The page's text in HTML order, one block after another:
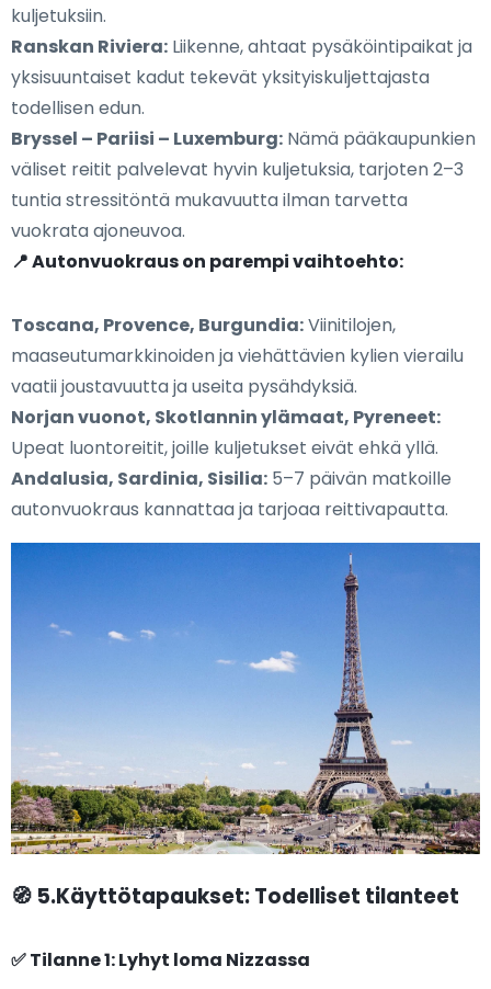
kuljetuksiin.
Ranskan Riviera: Liikenne, ahtaat pysäköintipaikat ja
yksisuuntaiset kadut tekevät yksityiskuljettajasta
todellisen edun.
Bryssel – Pariisi – Luxemburg: Nämä pääkaupunkien
väliset reitit palvelevat hyvin kuljetuksia, tarjoten 2–3
tuntia stressitöntä mukavuutta ilman tarvetta
vuokrata ajoneuvoa.
📍 Autonvuokraus on parempi vaihtoehto:
Toscana, Provence, Burgundia:Viinitilojen,
maaseutumarkkinoiden ja viehättävien kylien vierailu
vaatii joustavuutta ja useita pysähdyksiä.
Norjan vuonot, Skotlannin ylämaat, Pyreneet:
Upeat luontoreitit, joille kuljetukset eivät ehkä yllä.
Andalusia, Sardinia, Sisilia: 5–7 päivän matkoille
autonvuokraus kannattaa ja tarjoaa reittivapautta.
🧭 5.Käyttötapaukset: Todelliset tilanteet
✅ Tilanne 1: Lyhyt loma Nizzassa